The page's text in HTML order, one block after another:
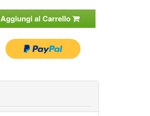
Aggiungi al Carrello